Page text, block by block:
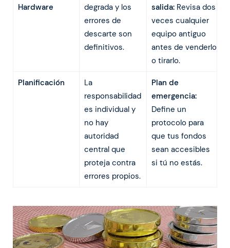
Hardware
degrada y los
errores de
descarte son
definitivos.
salida:Revisa dos
veces cualquier
equipo antiguo
antes de venderlo
o tirarlo.
Planificación
La
responsabilidad
es individual y
no hay
autoridad
central que
proteja contra
errores propios.
Plan de
emergencia:
Define un
protocolo para
que tus fondos
sean accesibles
si tú no estás.